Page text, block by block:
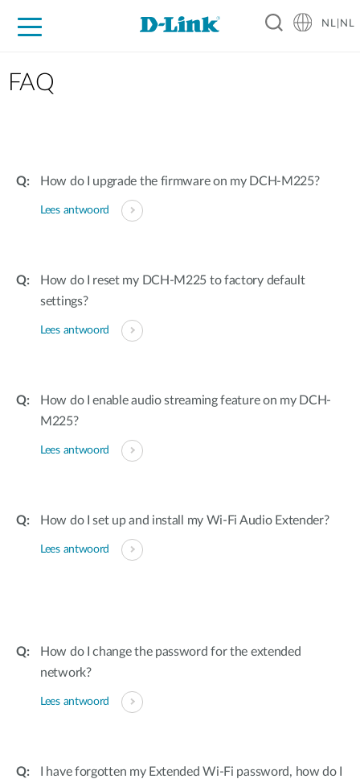
NL|NL
FAQ
How do I upgrade the firmware on my DCH-M225?
Lees antwoord
How do I reset my DCH-M225 to factory default
settings?
Lees antwoord
How do I enable audio streaming feature on my DCH-
M225?
Lees antwoord
How do I set up and install my Wi-Fi Audio Extender?
Lees antwoord
How do I change the password for the extended
network?
Lees antwoord
I have forgotten my Extended Wi-Fi password, how do I